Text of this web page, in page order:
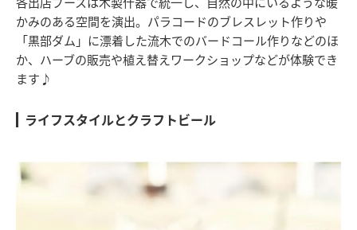
かみのある空間を演出。パラコードのブレスレット作りや
「黒部ダム」に漂着した流木でのバードコール作りなどのほ
か、ハーブの販売や植え替えワークショップなどが体験でき
ます♪
ライフスタイルとクラフトビール